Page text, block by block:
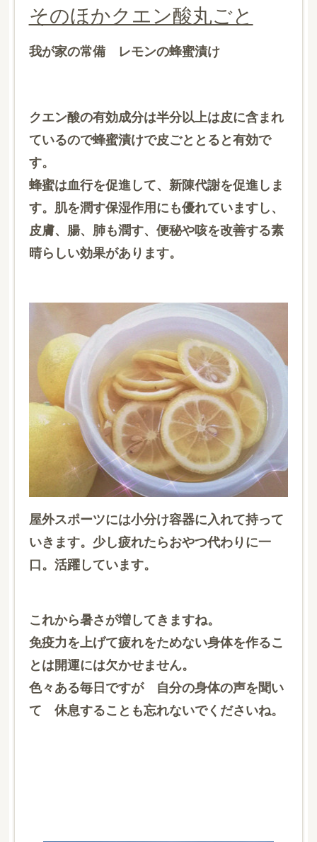
そのほかクエン酸丸ごと
我が家の常備 レモンの蜂蜜漬け
クエン酸の有効成分は半分以上は皮に含まれ
ているので蜂蜜漬けで皮ごととると有効で
す。
蜂蜜は血行を促進して、新陳代謝を促進しま
す。肌を潤す保湿作用にも優れていますし、
皮膚、腸、肺も潤す、便秘や咳を改善する素
晴らしい効果があります。
屋外スポーツには小分け容器に入れて持って
いきます。少し疲れたらおやつ代わりに一
口。活躍しています。
これから暑さが増してきますね。
免疫力を上げて疲れをためない身体を作るこ
とは開運には欠かせません。
色々ある毎日ですが 自分の身体の声を聞い
て 休息することも忘れないでくださいね。